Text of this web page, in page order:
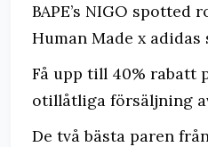
BAPE’s NIGO spotted
Human Made x adidas
Få upp till 40% rabatt
otillåtliga försäljning
De två bästa paren